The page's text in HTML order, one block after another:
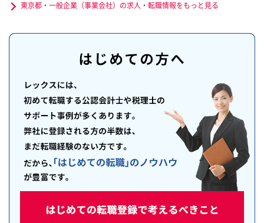
東京都・一般企業（事業会社）の求人・転職情報をもっと見る